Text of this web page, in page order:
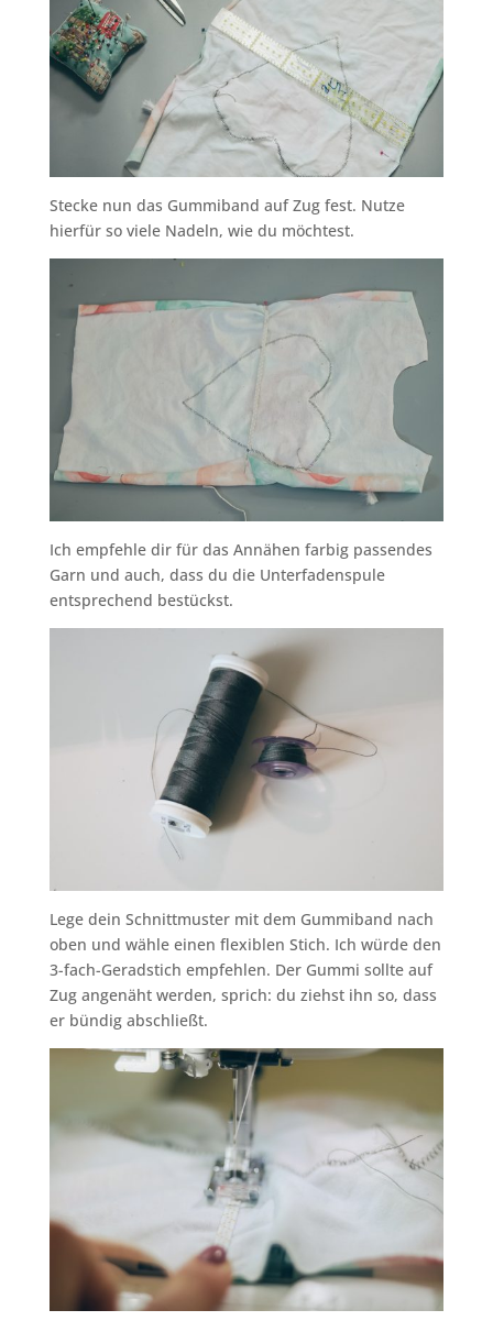
Stecke nun das Gummiband auf Zug fest. Nutze
hierfür so viele Nadeln, wie du möchtest.
Ich empfehle dir für das Annähen farbig passendes
Garn und auch, dass du die Unterfadenspule
entsprechend bestückst.
Lege dein Schnittmuster mit dem Gummiband nach
oben und wähle einen flexiblen Stich. Ich würde den
3-fach-Geradstich empfehlen. Der Gummi sollte auf
Zug angenäht werden, sprich: du ziehst ihn so, dass
er bündig abschließt.